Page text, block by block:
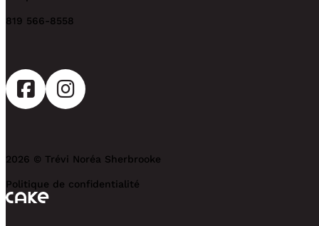
819 566-8558
Politique de confidentialité
2026 © Trévi Noréa Sherbrooke